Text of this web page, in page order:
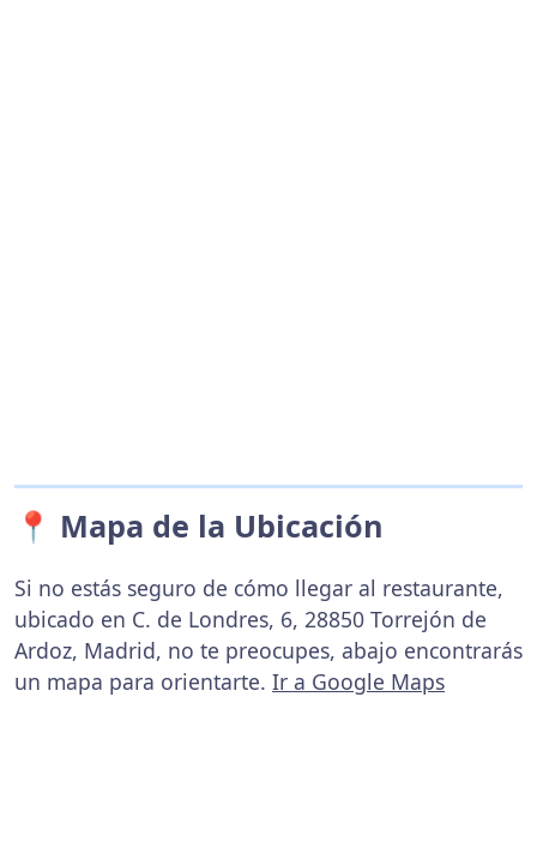
📍 Mapa de la Ubicación
Si no estás seguro de cómo llegar al restaurante,
ubicado en C. de Londres, 6, 28850 Torrejón de
Ardoz, Madrid, no te preocupes, abajo encontrarás
un mapa para orientarte. Ir a Google Maps